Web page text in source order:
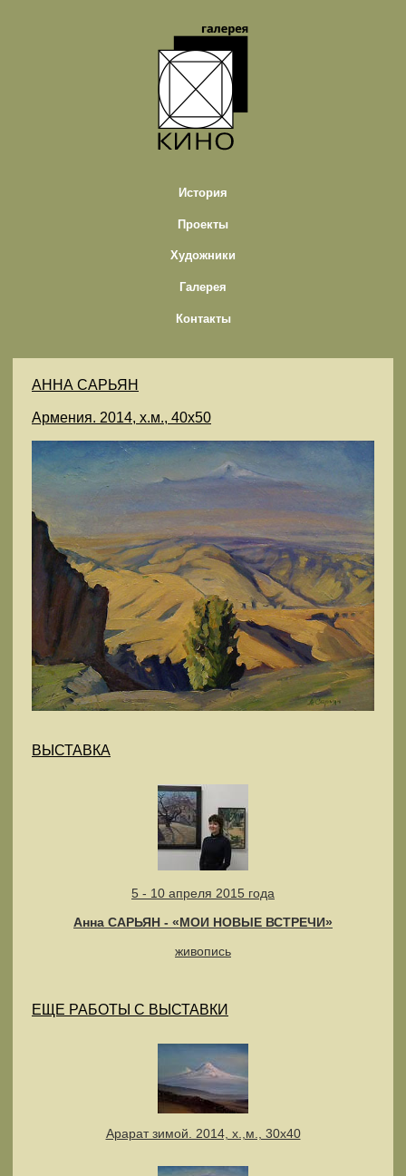
История
Проекты
Художники
Галерея
Контакты
АННА САРЬЯН
Армения. 2014, х.м., 40х50
ВЫСТАВКА
5 - 10 апреля 2015 года
Анна САРЬЯН - «МОИ НОВЫЕ ВСТРЕЧИ»
живопись
ЕЩЕ РАБОТЫ С ВЫСТАВКИ
Арарат зимой. 2014, х.,м., 30x40